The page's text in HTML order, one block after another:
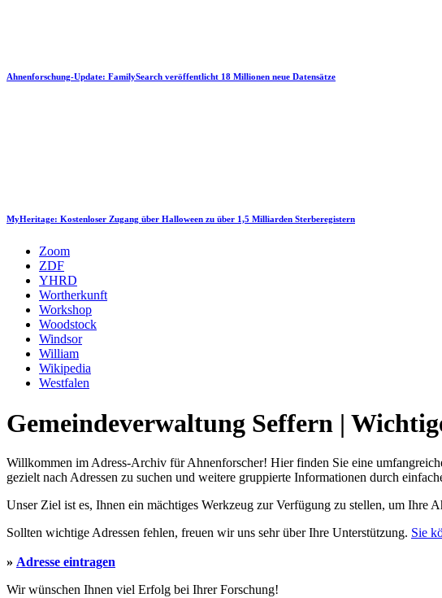
Ahnenforschung-Update: FamilySearch veröffentlicht 18 Millionen neue Datensätze
MyHeritage: Kostenloser Zugang über Halloween zu über 1,5 Milliarden Sterberegistern
Zoom
ZDF
YHRD
Wortherkunft
Workshop
Woodstock
Windsor
William
Wikipedia
Westfalen
Gemeindeverwaltung Seffern |
Willkommen im Adress-Archiv für Ahnenforscher! Hier finden Sie eine
gezielt nach Adressen zu suchen und weitere gruppierte Informationen durch
Unser Ziel ist es, Ihnen ein mächtiges Werkzeug zur Verfügung zu stellen, um Ihre
Sollten wichtige Adressen fehlen, freuen wir uns sehr über Ihre Unterstützung. Sie
» Adresse eintragen
Wir wünschen Ihnen viel Erfolg bei Ihrer Forschung!